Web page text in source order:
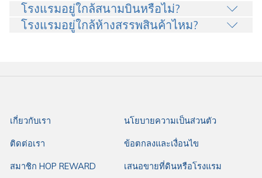
โรงแรมอยู่ใกล้สนามบินหรือไม่?
โรงแรมอยู่ใกล้ห้างสรรพสินค้าไหม?
เกี่ยวกับเรา นโยบายความเป็นส่วนตัว
ติดต่อเรา ข้อตกลงและเงื่อนไข
สมาชิก HOP REWARD เสนอขายที่ดินหรือโรงแรม